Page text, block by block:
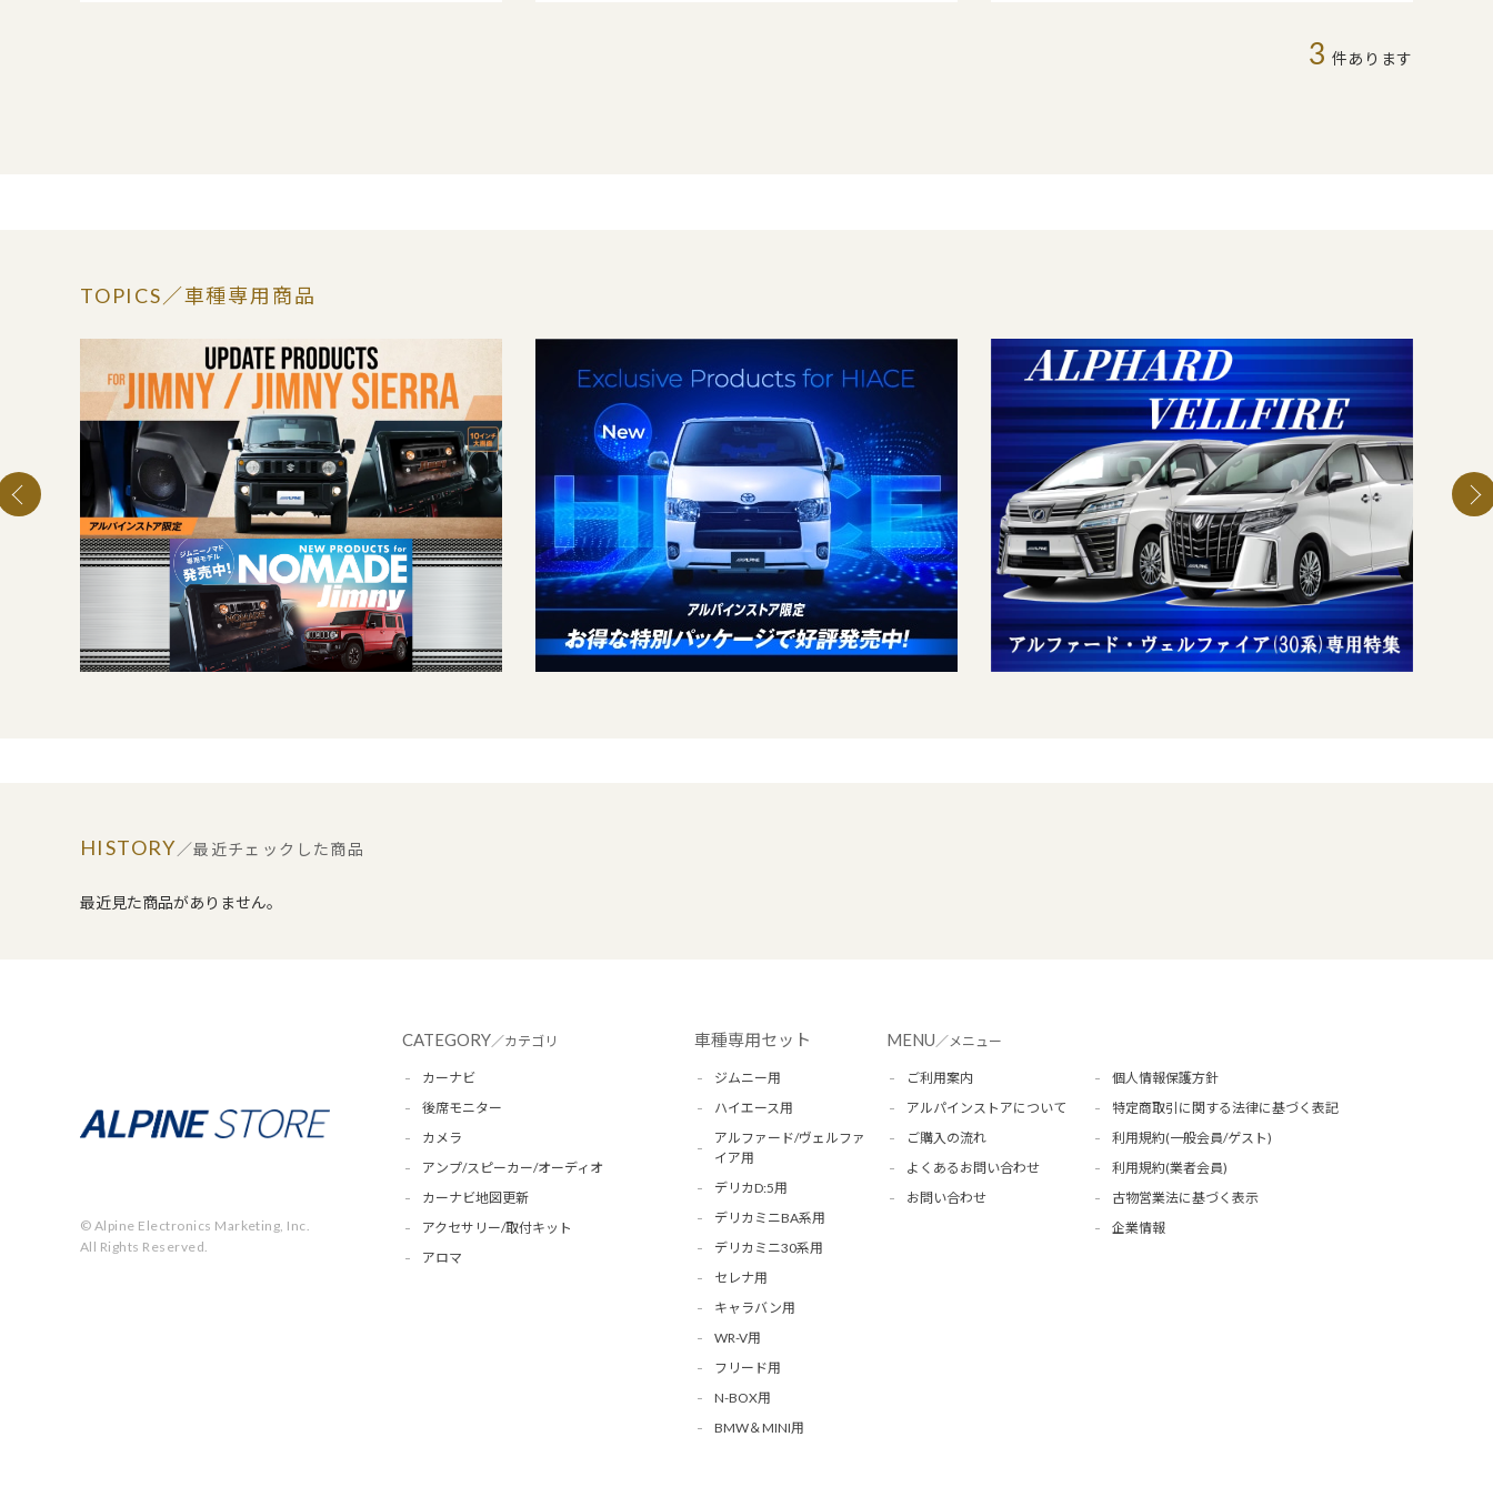
3 件あります
TOPICS ／車種専用商品
HISTORY／最近チェックした商品
最近見た商品がありません。
© Alpine Electronics Marketing, Inc.
All Rights Reserved.
CATEGORY／カテゴリ
カーナビ
後席モニター
カメラ
アンプ/スピーカー/オーディオ
カーナビ地図更新
アクセサリー/取付キット
アロマ
車種専用セット
ジムニー用
ハイエース用
アルファード/ヴェルファ
イア用
デリカD:5用
デリカミニBA系用
デリカミニ30系用
セレナ用
キャラバン用
WR-V用
フリード用
N-BOX用
BMW＆MINI用
MENU／メニュー
ご利用案内
アルパインストアについて
ご購入の流れ
よくあるお問い合わせ
お問い合わせ
個人情報保護方針
特定商取引に関する法律に基づく表記
利用規約(一般会員/ゲスト)
利用規約(業者会員)
古物営業法に基づく表示
企業情報